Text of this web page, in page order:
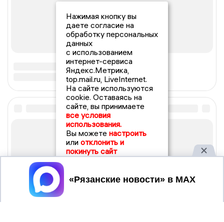
Нажимая кнопку вы
даете согласие на
обработку персональных
данных
с использованием
интернет-сервиса
Яндекс.Метрика,
top.mail.ru, LiveInternet.
На сайте используются
cookie. Оставаясь на
сайте, вы принимаете
все условия
использования.
Вы можете настроить
или отклонить и
покинуть сайт
Принять